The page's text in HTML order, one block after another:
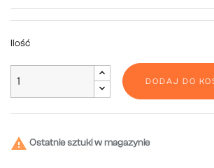
Ilość
DODAJ DO
 Ostatnie sztuki w magazynie